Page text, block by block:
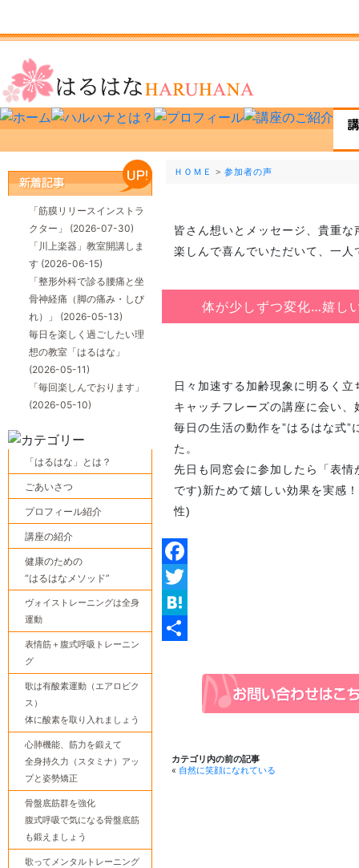
ＨＯＭＥ > 参加者の声
皆さん想いとメッセージ、貴重
楽しんで喜んでいただいて、一
体が少しずつ変化…嬉し
日々加速する加齢現象に明るく
キャッチフレーズの講座に会い
毎日の生活の動作を”はるはな式
た。
先日も同窓会に参加したら「表
です)新ためて嬉しい効果を実感
性)
Facebook
Twitter
Hatena
カテゴリ内の前の記事
« 自然に笑顔になれている
「筋膜リリースインストラ
クター」 (2026-07-30)
「川上楽器」教室開講しま
す (2026-06-15)
「整形外科で診る腰痛と坐
骨神経痛（脚の痛み・しび
れ）」 (2026-05-13)
毎日を楽しく過ごしたい理
想の教室「はるはな」
(2026-05-11)
「毎回楽しんでおります」
(2026-05-10)
「はるはな」とは？
ごあいさつ
プロフィール紹介
講座の紹介
健康のための
“はるはなメソッド”
ヴォイストレーニングは全身
運動
表情筋＋腹式呼吸トレーニン
グ
歌は有酸素運動（エアロビク
ス）
体に酸素を取り入れましょう
心肺機能、筋力を鍛えて
全身持久力（スタミナ）アッ
プと姿勢矯正
骨盤底筋群を強化
腹式呼吸で気になる骨盤底筋
も鍛えましょう
歌ってメンタルトレーニング